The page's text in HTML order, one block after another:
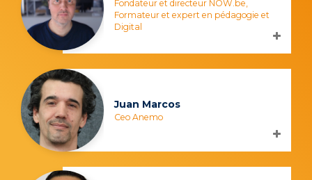
Fondateur et directeur NOW.be,
Formateur et expert en pédagogie et
Digital
Juan Marcos
Ceo Anemo